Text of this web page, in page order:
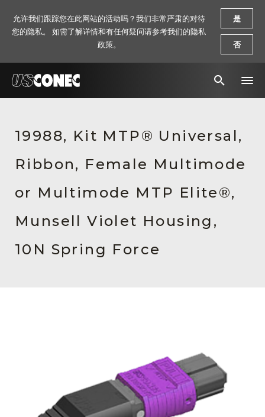
解决方案
产品
资源
关于我们
19988, Kit MTP® Universal,
Ribbon, Female Multimode
or Multimode MTP Elite®,
Munsell Violet Housing,
10N Spring Force
允许我们跟踪您在此网站的活动吗？我们非常严肃的对待
您的隐私。 如需了解详情和有任何疑问请参考我们的隐私
政策。
是
否